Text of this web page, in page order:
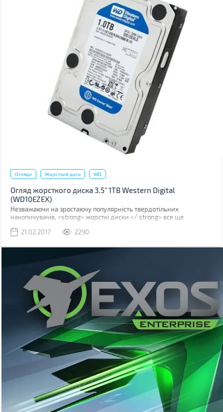
Огляди Жорсткий диск WD
Огляд жорсткого диска 3.5" 1TB Western Digital
(WD10EZEX)
Незважаючи на зростаючу популярність твердотільних
накопичувачів, <strong> жорсткі диски </ strong> все ще
комп'ютерів. Далеко не кожному по кишені підсистема на SSD, та
Накопичувач 3.5" 1TB Western Digital </ strong> (WD10EZEX)
належить до Синьої лінійки виробника і є старшим продуктом в
своїй серії зі значною ємністю в 1 терабайт.
21.02.2017 2290